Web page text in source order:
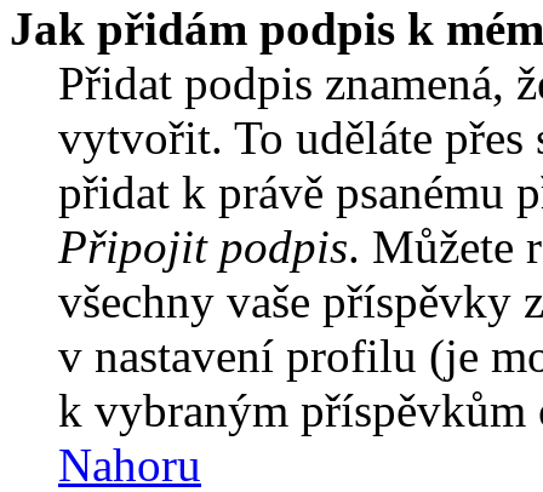
Jak přidám podpis k
Přidat podpis znamená,
vytvořit. To uděláte
přidat k právě psanému
Připojit podpis. Můžete
všechny vaše příspěvky
v nastavení profilu (je
k vybraným příspěvkům
Nahoru